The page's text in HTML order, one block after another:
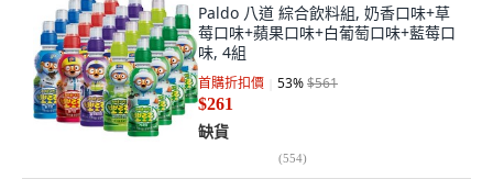
Paldo 八道 綜合飲料組, 奶香口味+草
莓口味+蘋果口味+白葡萄口味+藍莓口
味, 4組
首購折扣價 53%$561
$261
缺貨
(554)